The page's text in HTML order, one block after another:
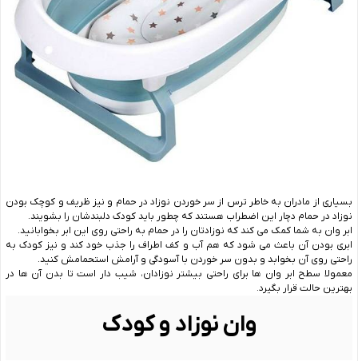
بسیاری از مادران به خاطر ترس از سر خوردن نوزاد در حمام و نیز ظریف و کوچک بودن
نوزاد در حمام دچار این اضطراب هستند که چطور باید کودک دلبندشان را بشویند.
ابر وان به شما کمک می کند که نوزادتان را در حمام به راحتی روی این ابر بخوابانید.
ابری بودن آن باعث می شود که هم آب و کف اطراف را جذب خود کند و نیز کودک به
راحتی روی آن بخوابد و بدون سر خوردن با آسودگی و آرامش استحمامش کنید.
معمولا سطح ابر وان ها برای راحتی بیشتر نوزادان، شیب دار است تا بدن آن ها در
بهترین حالت قرار بگیرد.
وان نوزاد و کودک